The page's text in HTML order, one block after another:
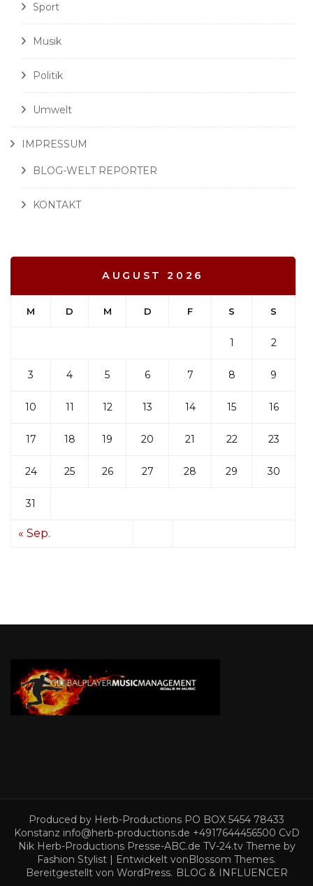
Sport
Musik
Politik
Umwelt
IMPRESSUM
BLOG-WELT REPORTER
KONTAKT
AUGUST 2026
M D M D F S S
1 2
3 4 5 6 7 8 9
10 11 12 13 14 15 16
17 18 19 20 21 22 23
24 25 26 27 28 29 30
31
« Sep.
Produced by Herb-Productions PO BOX 5454 78433
Konstanz info@herb-productions.de +4917644456500 CvD
Nik Herb-Productions Presse-ABC.de TV-24.tv Theme by
Fashion Stylist | Entwickelt von Blossom Themes.
Bereitgestellt von WordPress. BLOG & INFLUENCER